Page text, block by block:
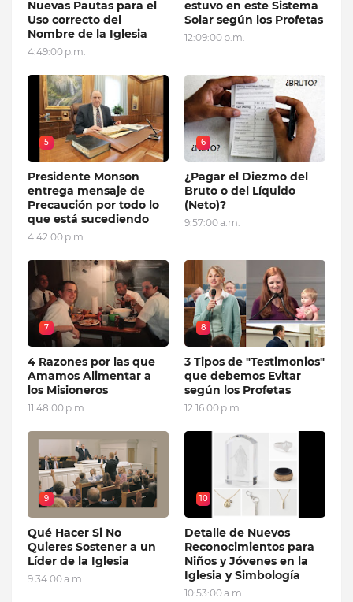
Nuevas Pautas para el
Uso correcto del
Nombre de la Iglesia
4:49:00 p.m.
estuvo en este Sistema
Solar según los Profetas
12:09:00 p.m.
5
Presidente Monson
entrega mensaje de
Precaución por todo lo
que está sucediendo
4:42:00 p.m.
6
¿Pagar el Diezmo del
Bruto o del Líquido
(Neto)?
9:57:00 a.m.
7
4 Razones por las que
Amamos Alimentar a
los Misioneros
11:48:00 p.m.
8
3 Tipos de "Testimonios"
que debemos Evitar
según los Profetas
12:16:00 p.m.
9
Qué Hacer Si No
Quieres Sostener a un
Líder de la Iglesia
9:34:00 a.m.
10
Detalle de Nuevos
Reconocimientos para
Niños y Jóvenes en la
Iglesia y Simbología
10:53:00 a.m.